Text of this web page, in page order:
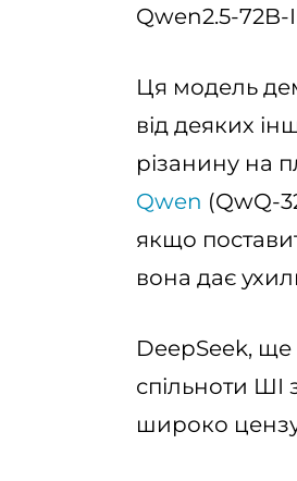
Qwen2.5-
Ця модель
від деяких
різанину на
Qwen (QwQ-
якщо
вона дає
DeepSeek,
спільноти ШІ
широко